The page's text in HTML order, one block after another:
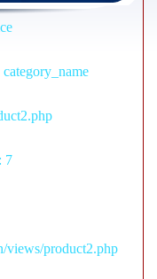
7
views/product2.php